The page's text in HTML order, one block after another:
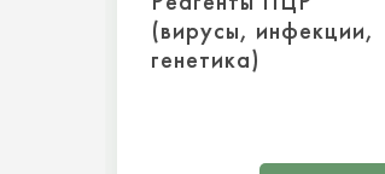
(вирусы, инфекции,
генетика)